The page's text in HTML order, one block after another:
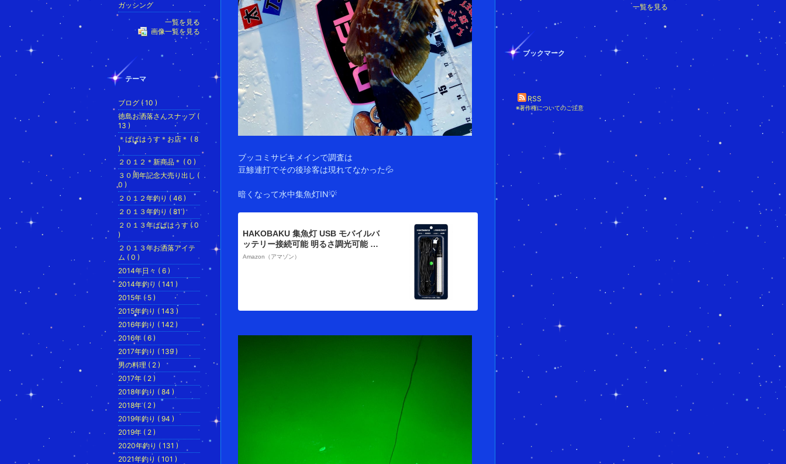
ブッコミサビキメインで調査は
豆鯵連打でその後珍客は現れてなかった💦
暗くなって水中集魚灯IN💡
HAKOBAKU 集魚灯 USB モバイルバ
ッテリー接続可能 明るさ調光可能 水
中 強力 LED 堤防 船アジ イカ タチウ
Amazon（アマゾン）
一覧を見る
ブックマーク
RSS
※著作権についてのご注意
ガッシング
一覧を見る
画像一覧を見る
テーマ
ブログ ( 10 )
徳島お洒落さんスナップ (
13 )
＊ぱぱはうす＊お店＊ ( 8
)
２０１２＊新商品＊ ( 0 )
３０周年記念大売り出し (
0 )
２０１２年釣り ( 46 )
２０１３年釣り ( 81 )
２０１３年ぱぱはうす ( 0
)
２０１３年お洒落アイテ
ム ( 0 )
2014年日々 ( 6 )
2014年釣り ( 141 )
2015年 ( 5 )
2015年釣り ( 143 )
2016年釣り ( 142 )
2016年 ( 6 )
2017年釣り ( 139 )
男の料理 ( 2 )
2017年 ( 2 )
2018年釣り ( 84 )
2018年 ( 2 )
2019年釣り ( 94 )
2019年 ( 2 )
2020年釣り ( 131 )
2021年釣り ( 101 )